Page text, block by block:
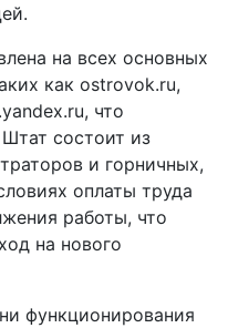
на всех основных
как ostrovok.ru,
что
состоит из
и горничных,
оплаты труда
работы, что
на нового
функционирования